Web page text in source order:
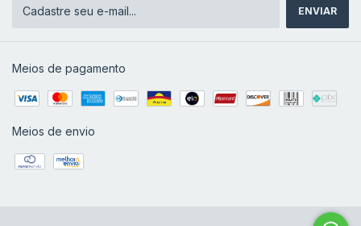
Meios de pagamento
Meios de envio